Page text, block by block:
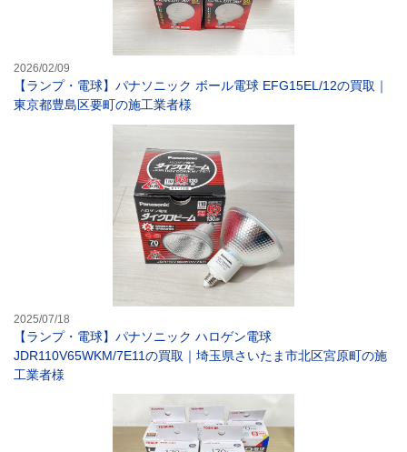
2026/02/09
【ランプ・電球】パナソニック ボール電球 EFG15EL/12の買取｜
東京都豊島区要町の施工業者様
2025/07/18
【ランプ・電球】パナソニック ハロゲン電球
JDR110V65WKM/7E11の買取｜埼玉県さいたま市北区宮原町の施
工業者様